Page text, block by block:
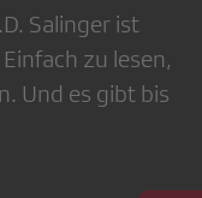
Salinger ist
zu lesen,
Und es gibt bis